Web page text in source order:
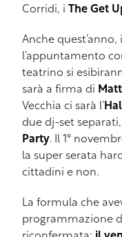
Corridi, i
The Get
Anche
l’appuntamento
teatrino si
sarà a firma di
Vecchia ci sarà l’
due dj-set separati,
Party. Il 1°
la super serata
cittadini e non.
La formula che
programmazione